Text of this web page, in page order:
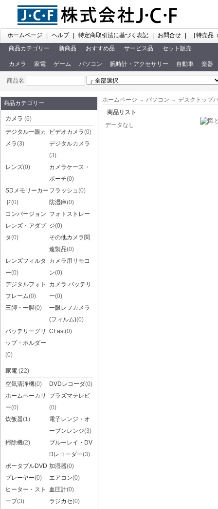
ホームページ ヘルプ 特定商取引法に基づく表記 お問合せ
［特売品
商品カテゴリー
新商品 おすすめ品 サービス品 セット販売
カメラ 家電 ゲーム パソコン 腕時計・アクセサリー 自動車 楽器
商品名
商品カテゴリー
カメラ (6)
デジタル一眼カ
メラ(3)
ビデオカメラ(0)
デジタルカメラ
(3)
レンズ(0)
カメラケース・
ポーチ(0)
SDメモリーカー
ド(0)
フラッシュ(0)
防湿庫(0)
コンバージョン
レンズ・アダプ
タ(0)
フォトストレー
ジ(0)
その他カメラ関
連製品(0)
レンズフィルタ
ー(0)
カメラ用リモコ
ン(0)
デジタルフォト
フレーム(0)
カメラ バッテリ
ー(0)
三脚・一脚(0)
一眼レフカメラ
(フィルム)(0)
バッテリーグリ
ップ・ホルダー
(0)
CFast(0)
家電 (22)
空気清浄機(0) DVDレコーダ(0)
ホームベーカリ
ー(0)
プラズマテレビ
(0)
炊飯器(1)
電子レンジ・オ
ーブンレンジ(3)
掃除機(2)
ブルーレイ・DV
Dレコーダー(3)
ポータブルDVD
プレーヤー(0)
加湿器(0)
エアコン(0)
ヒーター・スト
ーブ(3)
血圧計(0)
ラジカセ(0)
ホームページ → パソコン → デスクトップ
商品リスト
データなし